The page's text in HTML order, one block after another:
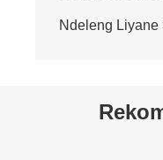
Ndeleng Liyane